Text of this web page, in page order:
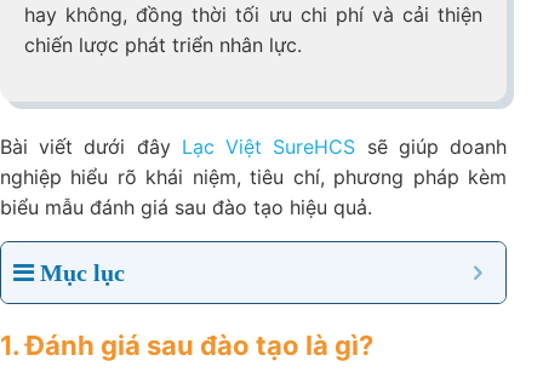
hay không, đồng thời tối ưu chi phí và cải thiện
chiến lược phát triển nhân lực.
Bài viết dưới đây Lạc Việt SureHCS sẽ giúp doanh
nghiệp hiểu rõ khái niệm, tiêu chí, phương pháp kèm
biểu mẫu đánh giá sau đào tạo hiệu quả.
Mục lục
1. Đánh giá sau đào tạo là gì?